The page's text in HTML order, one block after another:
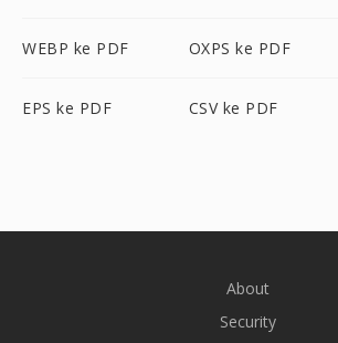
WEBP ke PDF OXPS ke PDF
EPS ke PDF CSV ke PDF
About
Security